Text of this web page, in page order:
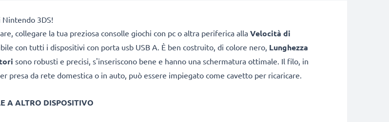
Nintendo 3DS!
collegare la tua preziosa consolle giochi con pc o altra periferica alla Velocità di
con tutti i dispositivi con porta usb USB A. È ben costruito, di colore nero, Lunghezza
sono robusti e precisi, s'inseriscono bene e hanno una schermatura ottimale. Il filo, in
presa da rete domestica o in auto, può essere impiegato come cavetto per ricaricare.
A ALTRO DISPOSITIVO